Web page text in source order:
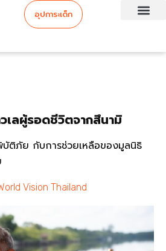
อุปการะเด็ก
เลผู้รอดชีวิตจากสึนามิ
ติภัย กับการช่วยเหลือของมูลนิธิ
Vision Thailand